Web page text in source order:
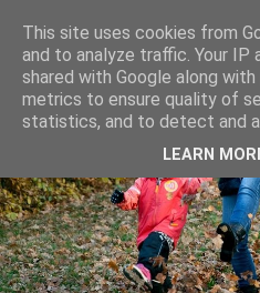
This site uses cookies from
and to analyze traffic. Your IP
shared with Google along
metrics to ensure quality of
statistics, and to detect and
LEARN